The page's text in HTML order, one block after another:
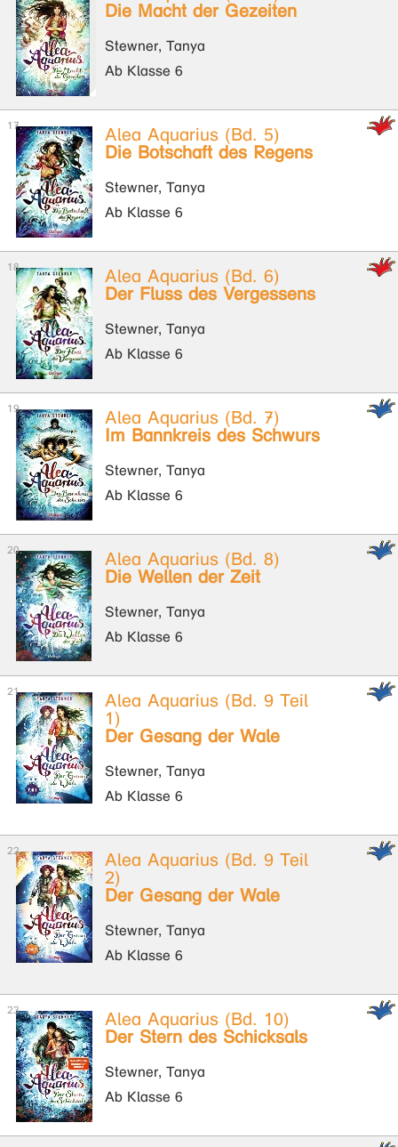
Die Macht der Gezeiten
Stewner, Tanya
Ab Klasse 6
Alea Aquarius (Bd. 5)
Die Botschaft des Regens
Stewner, Tanya
Ab Klasse 6
Alea Aquarius (Bd. 6)
Der Fluss des Vergessens
Stewner, Tanya
Ab Klasse 6
Alea Aquarius (Bd. 7)
Im Bannkreis des Schwurs
Stewner, Tanya
Ab Klasse 6
Alea Aquarius (Bd. 8)
Die Wellen der Zeit
Stewner, Tanya
Ab Klasse 6
Alea Aquarius (Bd. 9 Teil
1)
Der Gesang der Wale
Stewner, Tanya
Ab Klasse 6
Alea Aquarius (Bd. 9 Teil
2)
Der Gesang der Wale
Stewner, Tanya
Ab Klasse 6
Alea Aquarius (Bd. 10)
Der Stern des Schicksals
Stewner, Tanya
Ab Klasse 6